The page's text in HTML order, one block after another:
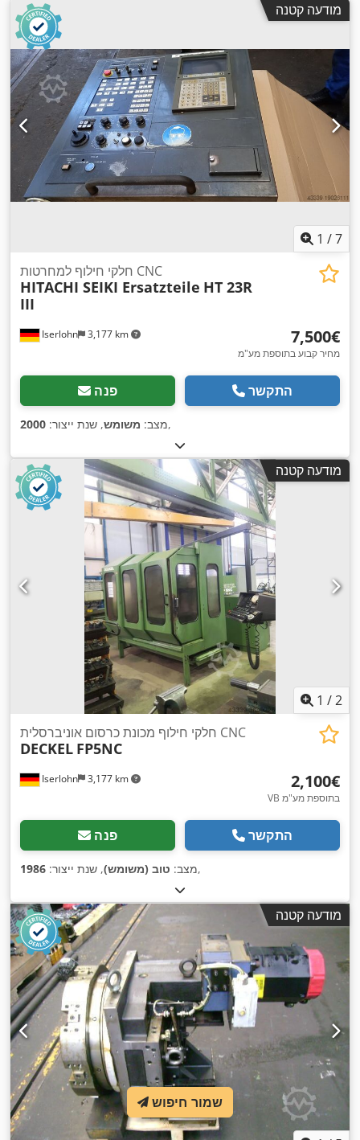
מודעה קטנה
1 /7
Iserlohn 3,177 km
חלקי חילוף למחרטות CNC
HITACHI SEIKI Ersatzteile HT 23R
III
‏7,500 ‏€
מחיר קבוע בתוספת מע"מ
פנה התקשר
מצב: משומש, שנת ייצור: 2000 ,
מודעה קטנה
1 /2
Iserlohn 3,177 km
חלקי חילוף מכונת כרסום אוניברסלית CNC
DECKEL FP5NC
‏2,100 ‏€
VB בתוספת מע"מ
פנה התקשר
מצב: טוב (משומש), שנת ייצור: 1986 ,
מודעה קטנה
שמור חיפוש